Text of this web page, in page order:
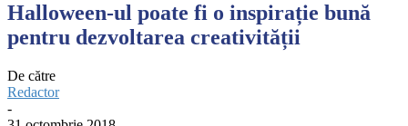
Halloween-ul poate fi o inspirație bună
pentru dezvoltarea creativității
De către
Redactor
-